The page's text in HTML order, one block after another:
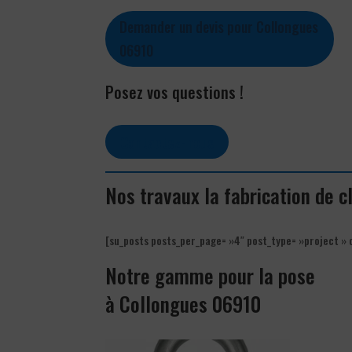
Posez vos questions !
Nos travaux la fabrication de
[su_posts posts_per_page= »4″ post_type= »project
Notre gamme pour la pose
à Collongues 06910